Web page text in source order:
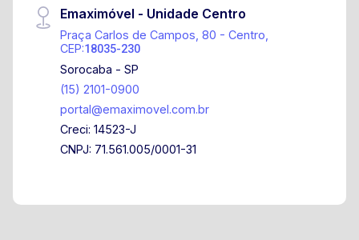
Emaximóvel - Unidade Centro
Praça Carlos de Campos, 80 - Centro,
CEP:18035-230
Sorocaba - SP
(15) 2101-0900
portal@emaximovel.com.br
Creci: 14523-J
CNPJ: 71.561.005/0001-31